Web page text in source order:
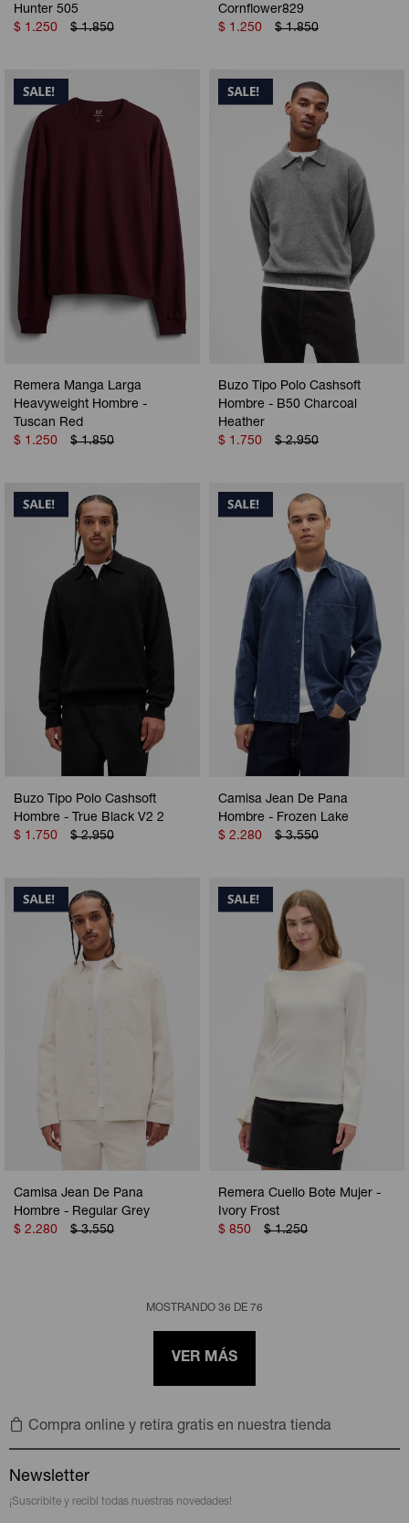
Hunter 505
$ 1.250 $ 1.850
Cornflower829
$ 1.250 $ 1.850
Remera Manga Larga
Heavyweight Hombre -
Tuscan Red
$ 1.250 $ 1.850
Buzo Tipo Polo Cashsoft
Hombre - B50 Charcoal
Heather
$ 1.750 $ 2.950
Buzo Tipo Polo Cashsoft
Hombre - True Black V2 2
$ 1.750 $ 2.950
Camisa Jean De Pana
Hombre - Frozen Lake
$ 2.280 $ 3.550
Camisa Jean De Pana
Hombre - Regular Grey
$ 2.280 $ 3.550
Remera Cuello Bote Mujer -
Ivory Frost
$ 850 $ 1.250
MOSTRANDO 36 DE 76
VER MÁS
Compra online y retira gratis en nuestra tienda
Newsletter
¡Suscribite y recibí todas nuestras novedades!